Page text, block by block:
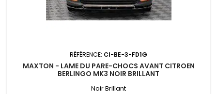
RÉFÉRENCE: CI-BE-3-FD1G
MAXTON - LAME DU PARE-CHOCS AVANT CITROEN
BERLINGO MK3 NOIR BRILLANT
Noir Brillant